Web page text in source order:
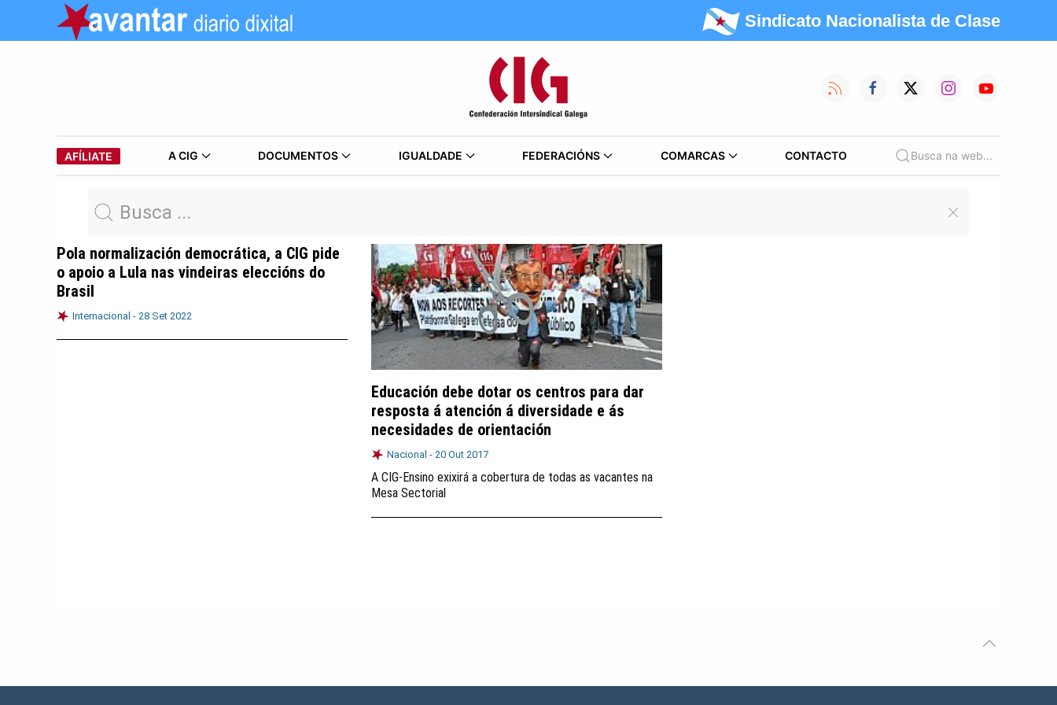
Sindicato Nacionalista de Clase
AFÍLIATE A CIG DOCUMENTOS IGUALDADE FEDERACIÓNS COMARCAS CONTACTO Busca na web...
Pola normalización democrática, a CIG pide
o apoio a Lula nas vindeiras eleccións do
Brasil
Internacional - 28 Set 2022
Educación debe dotar os centros para dar
resposta á atención á diversidade e ás
necesidades de orientación
Nacional - 20 Out 2017
A CIG-Ensino exixirá a cobertura de todas as vacantes na
Mesa Sectorial